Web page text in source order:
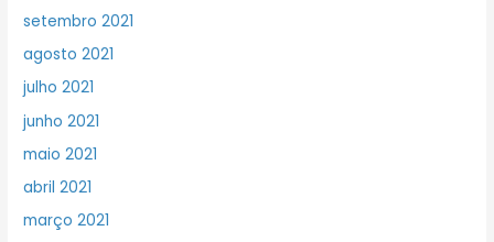
setembro 2021
agosto 2021
julho 2021
junho 2021
maio 2021
abril 2021
março 2021